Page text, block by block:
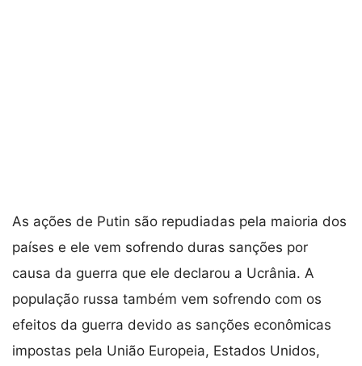
As ações de Putin são repudiadas pela maioria dos
países e ele vem sofrendo duras sanções por
causa da guerra que ele declarou a Ucrânia. A
população russa também vem sofrendo com os
efeitos da guerra devido as sanções econômicas
impostas pela União Europeia, Estados Unidos,